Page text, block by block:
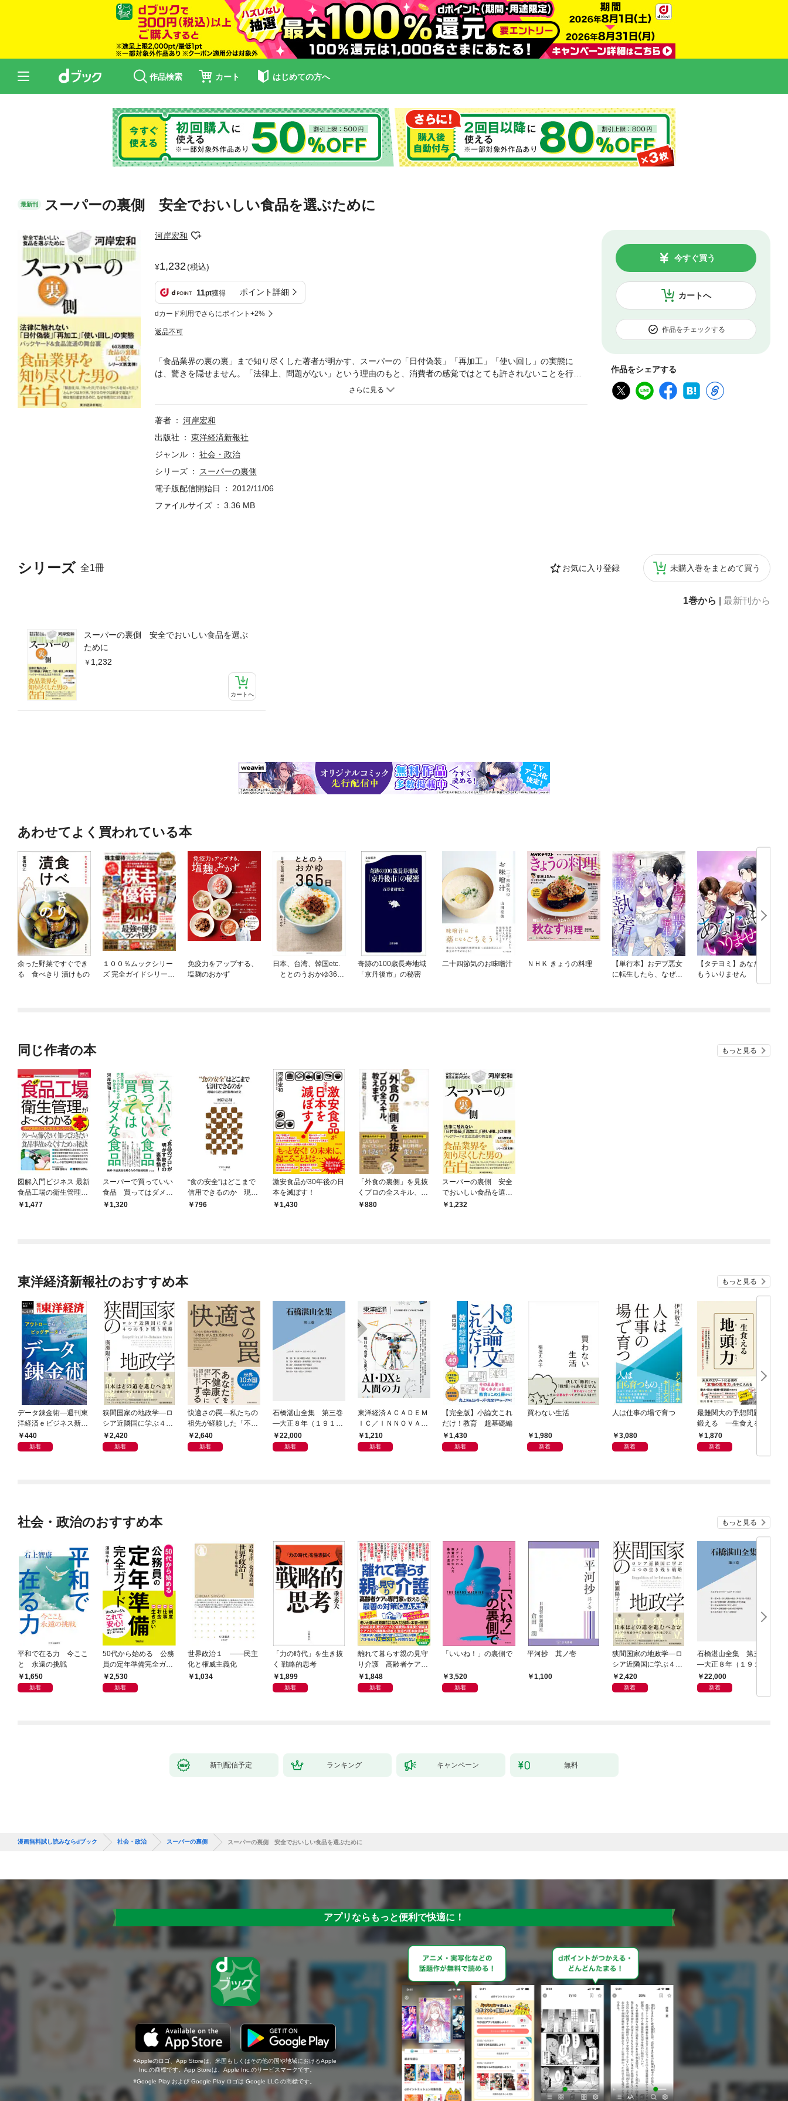
作品検索 カート はじめての方へ
最新刊 スーパーの裏側 安全でおいしい食品を選ぶために
河岸宏和
1,232(税込)
11pt獲得 ポイント詳細
dカード利用でさらにポイント+2%
返品不可
カートへ
今すぐ買う
作品をチェックする
作品をシェアする
シリーズ 全1冊 お気に入り登録 未購入巻をまとめて買う
1巻から 最新刊から
スーパーの裏側 安全でおいしい食品を選ぶ
ために
1,232
カートへ
「食品業界の裏の裏」まで知り尽くした著者が明かす、スーパーの「日付偽装」「再加工」「使い回し」の実態に
は、驚きを隠せません。「法律上、問題がない」という理由のもと、消費者の感覚ではとても許されないことを行っ
ているスーパーが少なくないのです。・売れ残ったマグロのサクは、翌日刺身にして再販売／・とんかつはカツ丼、
つ造ったもの？・卵はなぜ、毎日同じ数だけ産まれるのに、特売日には10倍並ぶ？・卵の賞味期限は、なぜどれも新
しい？といった「日付偽装」の問題まで、詳しく、わかりやすく解説しています。「合法」「法律上、問題ない」と
方なのか？ぜひ本書を読み、安全でおいしい食品を選べる「スーパーの達人」になってください。
著者
河岸宏和
出版社
東洋経済新報社
ジャンル
社会・政治
シリーズ
スーパーの裏側
電子版配信開始日
2012/11/06
ファイルサイズ
3.36 MB
あわせてよく買われている本
余った野菜ですぐでき
る 食べきり 漬けもの
１００％ムックシリー
ズ 完全ガイドシリーズ
免疫力をアップする、
塩麹のおかず
日本、台湾、韓国etc.
ととのうおかゆ365
奇跡の100歳長寿地域
「京丹後市」の秘密
二十四節気のお味噌汁 ＮＨＫ きょうの料理
【単行本】おデブ悪女
に転生したら、なぜか
【タテヨミ】あなたは
もういりません
同じ作者の本 もっと見る
図解入門ビジネス 最新
食品工場の衛生管理が
よーくわかる本
1,477
スーパーで買っていい
食品 買ってはダメな
食品1,320
“食の安全”はどこまで
信用できるのか 現場
から見た品質管理の真
796
激安食品が30年後の日
本を滅ぼす！
1,430
「外食の裏側」を見抜
くプロの全スキル、教
えます。
880
スーパーの裏側 安全
でおいしい食品を選ぶ
ために
1,232
東洋経済新報社のおすすめ本 もっと見る
データ錬金術―週刊東
洋経済ｅビジネス新書
Ｎo.493
440
新着
狭間国家の地政学―ロ
シア近隣国に学ぶ４つ
の生き残り戦略
2,420
新着
快適さの罠―私たちの
祖先が経験した「不快
さ」が人生を充実させ
る
2,640
新着
石橋湛山全集 第三巻
―大正８年（１９１
９）－大正９年（１９
２０）
22,000
新着
東洋経済ＡＣＡＤＥＭ
ＩＣ／ＩＮＮＯＶＡＴ
ＩＶＥ 次代の教育・
研究・ビジネスモデル
1,210
新着
【完全版】小論文これ
だけ！教育 超基礎編
1,430
新着
買わない生活
1,980
新着
人は仕事の場で育つ
3,080
新着
最難関大の予想問題で
鍛える 一生食える地
頭力1,870
新着
社会・政治のおすすめ本 もっと見る
平和で在る力 今ここ
と 永遠の挑戦
1,650
新着
50代から始める 公務
員の定年準備完全ガイ
ド2,530
新着
世界政治１ ――民主
化と権威主義化
1,034
「力の時代」を生き抜
く 戦略的思考
1,899
新着
離れて暮らす親の見守
り介護 高齢者ケアの
専門家が教える最善の
対策Q＆A大全
1,848
新着
「いいね！」の裏側で
3,520
新着
平河抄 其ノ壱
1,100
狭間国家の地政学―ロ
シア近隣国に学ぶ４つ
の生き残り戦略
2,420
新着
石橋湛山全集 第三巻
―大正８年（１９１
９）－大正９年（１９
２０）
22,000
新着
新刊配信予定 ランキング キャンペーン 無料
漫画無料試し読みならdブック 社会・政治 スーパーの裏側 スーパーの裏側 安全でおいしい食品を選ぶために
アプリならもっと便利で快適に！
Appleのロゴ、App Storeは、米国もしくはその他の国や地域におけるApple
Inc.の商標です。App Storeは、Apple Inc.のサービスマークです。
Google Play および Google Play ロゴは Google LLC の商標です。